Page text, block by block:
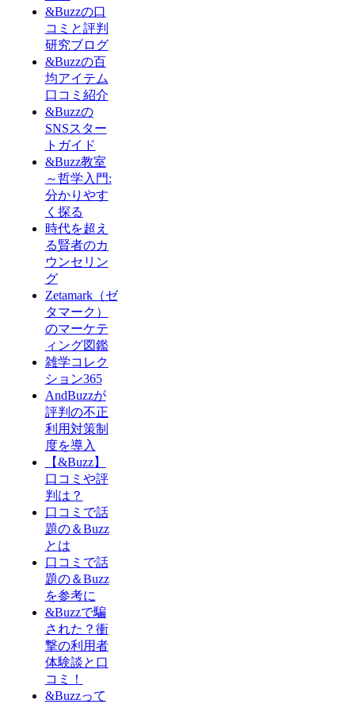
&Buzzの口
コミと評判
研究ブログ
&Buzzの百
均アイテム
口コミ紹介
&Buzzの
SNSスター
トガイド
&Buzz教室
～哲学入門:
分かりやす
く探る
時代を超え
る賢者のカ
ウンセリン
グ
Zetamark（ゼ
タマーク）
のマーケテ
ィング図鑑
雑学コレク
ション365
AndBuzzが
評判の不正
利用対策制
度を導入
【&Buzz】
口コミや評
判は？
口コミで話
題の＆Buzz
とは
口コミで話
題の＆Buzz
を参考に
&Buzzで騙
された？衝
撃の利用者
体験談と口
コミ！
&Buzzって